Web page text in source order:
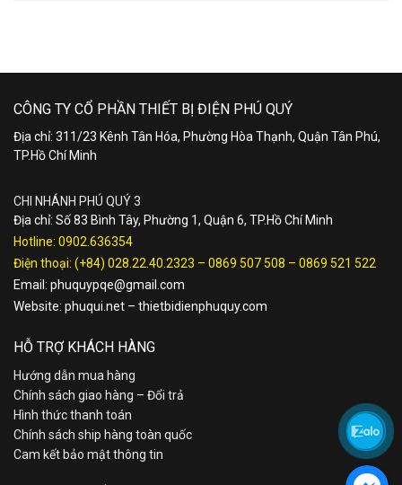
CÔNG TY CỔ PHẦN THIẾT BỊ ĐIỆN PHÚ QUÝ
Địa chỉ: 311/23 Kênh Tân Hóa, Phường Hòa Thạnh, Quận Tân Phú,
TP.Hồ Chí Minh
CHI NHÁNH PHÚ QUÝ 3
Địa chỉ: Số 83 Bình Tây, Phường 1, Quận 6, TP.Hồ Chí Minh
Hotline: 0902.636354
Điện thoại: (+84) 028.22.40.2323 – 0869 507 508 – 0869 521 522
Email: phuquypqe@gmail.com
Website: phuqui.net – thietbidienphuquy.com
HỖ TRỢ KHÁCH HÀNG
Hướng dẫn mua hàng
Chính sách giao hàng – Đổi trả
Hình thức thanh toán
Chính sách ship hàng toàn quốc
Cam kết bảo mật thông tin